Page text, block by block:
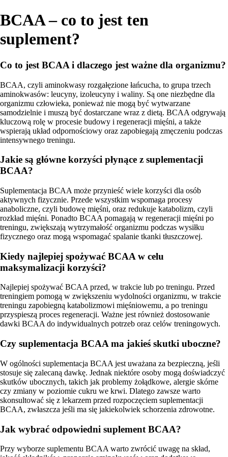
BCAA – co to jest ten
suplement?
Co to jest BCAA i dlaczego jest ważne dla organizmu?
BCAA, czyli aminokwasy rozgałęzione łańcucha, to grupa trzech
aminokwasów: leucyny, izoleucyny i waliny. Są one niezbędne dla
organizmu człowieka, ponieważ nie mogą być wytwarzane
samodzielnie i muszą być dostarczane wraz z dietą. BCAA odgrywają
kluczową rolę w procesie budowy i regeneracji mięśni, a także
wspierają układ odpornościowy oraz zapobiegają zmęczeniu podczas
intensywnego treningu.
Jakie są główne korzyści płynące z suplementacji
BCAA?
Suplementacja BCAA może przynieść wiele korzyści dla osób
aktywnych fizycznie. Przede wszystkim wspomaga procesy
anaboliczne, czyli budowę mięśni, oraz redukuje katabolizm, czyli
rozkład mięśni. Ponadto BCAA pomagają w regeneracji mięśni po
treningu, zwiększają wytrzymałość organizmu podczas wysiłku
fizycznego oraz mogą wspomagać spalanie tkanki tłuszczowej.
Kiedy najlepiej spożywać BCAA w celu
maksymalizacji korzyści?
Najlepiej spożywać BCAA przed, w trakcie lub po treningu. Przed
treningiem pomogą w zwiększeniu wydolności organizmu, w trakcie
treningu zapobiegną katabolizmowi mięśniowemu, a po treningu
przyspieszą proces regeneracji. Ważne jest również dostosowanie
dawki BCAA do indywidualnych potrzeb oraz celów treningowych.
Czy suplementacja BCAA ma jakieś skutki uboczne?
W ogólności suplementacja BCAA jest uważana za bezpieczną, jeśli
stosuje się zalecaną dawkę. Jednak niektóre osoby mogą doświadczyć
skutków ubocznych, takich jak problemy żołądkowe, alergie skórne
czy zmiany w poziomie cukru we krwi. Dlatego zawsze warto
skonsultować się z lekarzem przed rozpoczęciem suplementacji
BCAA, zwłaszcza jeśli ma się jakiekolwiek schorzenia zdrowotne.
Jak wybrać odpowiedni suplement BCAA?
Przy wyborze suplementu BCAA warto zwrócić uwagę na skład,